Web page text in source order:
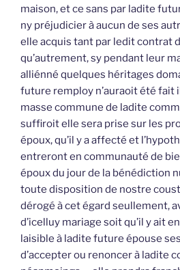
maison, et ce sans par ladite
ny préjudicier à aucun de ses
elle acquis tant par ledit contrat
qu’autrement, sy pendant leur
alliénné quelques héritages
future remploy n’auraoit été fait
masse commune de ladite
suffiroit elle sera prise sur les
époux, qu’il y a affecté et
entreront en communauté de
époux du jour de la bénédiction
toute disposition de nostre
dérogé à cet égard seullement,
d’icelluy mariage soit qu’il y ait
laisible à ladite future épouse
d’accepter ou renoncer à ladite